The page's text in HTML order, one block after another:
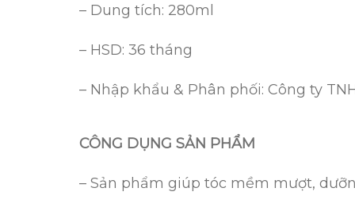
– Dung tích: 280ml
– HSD: 36 tháng
– Nhập khẩu & Phân phối: Công ty
CÔNG DỤNG SẢN PHẨM
– Sản phẩm giúp tóc mềm mượt,